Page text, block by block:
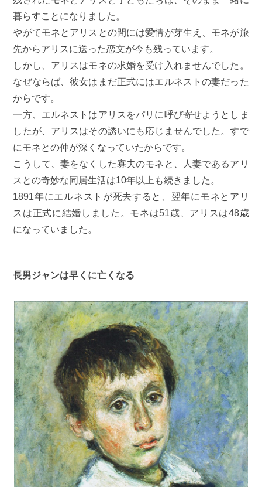
暮らすことになりました。
やがてモネとアリスとの間には愛情が芽生え、モネが旅
先からアリスに送った恋文が今も残っています。
しかし、アリスはモネの求婚を受け入れませんでした。
なぜならば、彼女はまだ正式にはエルネストの妻だった
からです。
一方、エルネストはアリスをパリに呼び寄せようとしま
したが、アリスはその誘いにも応じませんでした。すで
にモネとの仲が深くなっていたからです。
こうして、妻をなくした寡夫のモネと、人妻であるアリ
スとの奇妙な同居生活は10年以上も続きました。
1891年にエルネストが死去すると、翌年にモネとアリ
スは正式に結婚しました。モネは51歳、アリスは48歳
になっていました。
長男ジャンは早くに亡くなる